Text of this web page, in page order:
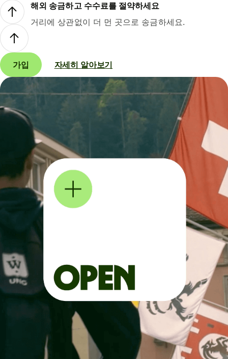
해외 송금하고 수수료를 절약하세요
거리에 상관없이 더 먼 곳으로 송금하세요.
가입 자세히 알아보기